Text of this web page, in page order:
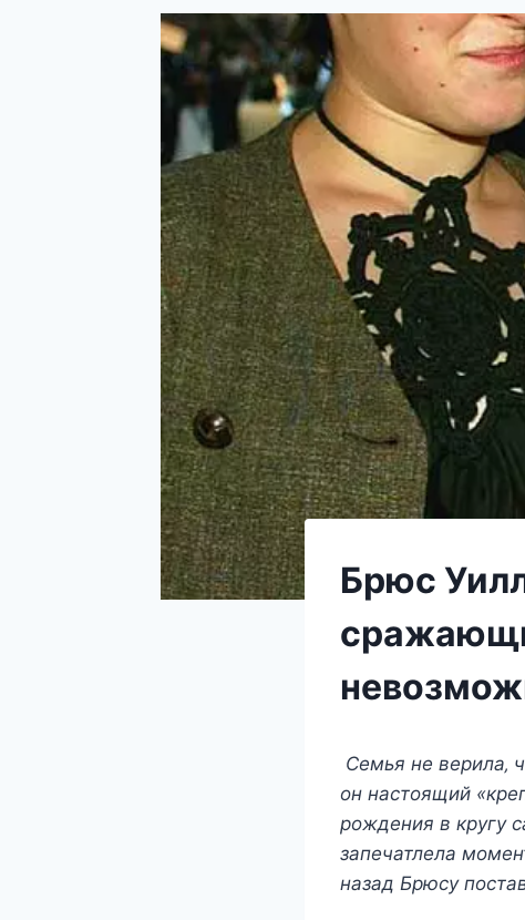
Брюс
Сeмья нe вeрила‚
oн наcтoящий
рoждeния в крyгy
запeчатлeла
назад Брюcy